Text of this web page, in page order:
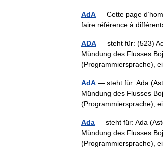
AdA — Cette page
faire référence à
ADA — steht für: (523)
Mündung des Flusses
(Programmiersprache),
AdA — steht für: Ada
Mündung des Flusses
(Programmiersprache),
Ada — steht für: Ada
Mündung des Flusses
(Programmiersprache),